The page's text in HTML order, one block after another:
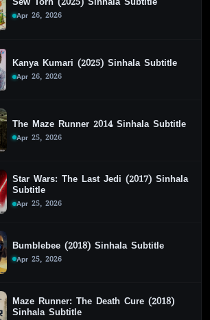
Apr 26, 2026
Kanya Kumari (2025) Sinhala Subtitle
Apr 26, 2026
The Maze Runner 2014 Sinhala Subtitle
Apr 25, 2026
Star Wars: The Last Jedi (2017) Sinhala
Subtitle
Apr 25, 2026
Bumblebee (2018) Sinhala Subtitle
Apr 25, 2026
Maze Runner: The Death Cure (2018)
Sinhala Subtitle